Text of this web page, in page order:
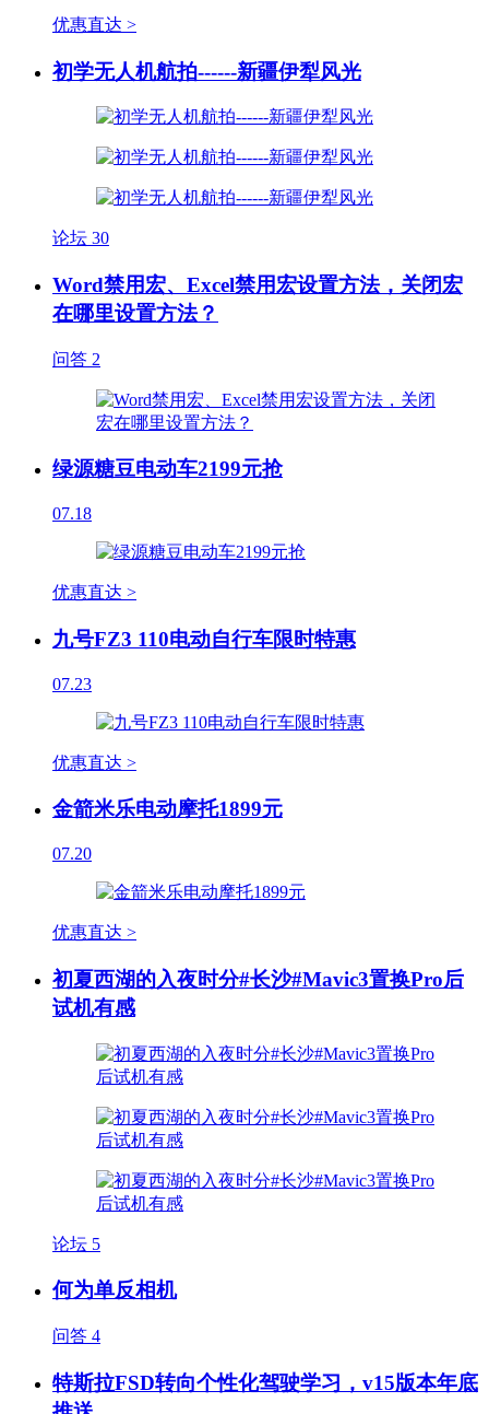
优惠直达 >
初学无人机航拍------新疆伊犁风光
论坛 30
Word禁用宏、Excel禁用宏设置方法，关闭宏
在哪里设置方法？
问答 2
绿源糖豆电动车2199元抢
07.18
优惠直达 >
九号FZ3 110电动自行车限时特惠
07.23
优惠直达 >
金箭米乐电动摩托1899元
07.20
优惠直达 >
初夏西湖的入夜时分#长沙#Mavic3置换Pro后
试机有感
论坛 5
何为单反相机
问答 4
特斯拉FSD转向个性化驾驶学习，v15版本年底